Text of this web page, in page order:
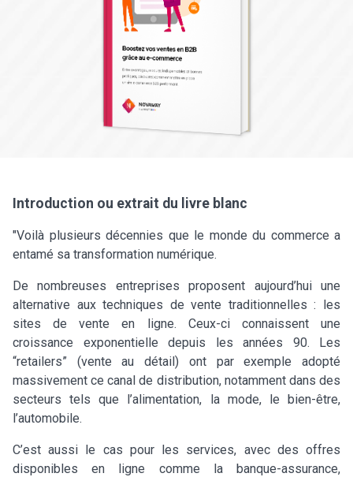
Introduction ou extrait du livre blanc
"Voilà plusieurs décennies que le monde du commerce a
entamé sa transformation numérique.
De nombreuses entreprises proposent aujourd’hui une
alternative aux techniques de vente traditionnelles : les
sites de vente en ligne. Ceux-ci connaissent une
croissance exponentielle depuis les années 90. Les
“retailers” (vente au détail) ont par exemple adopté
massivement ce canal de distribution, notamment dans des
secteurs tels que l’alimentation, la mode, le bien-être,
l’automobile.
C’est aussi le cas pour les services, avec des offres
disponibles en ligne comme la banque-assurance,